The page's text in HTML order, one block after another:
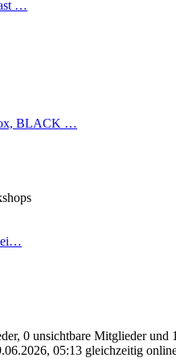
…
BLACK …
0 unsichtbare Mitglieder
05:13 gleichzeitig